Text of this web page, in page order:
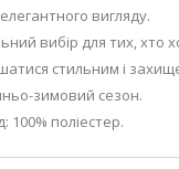
вигляду.
вибір для тих, хто
стильним і
зимовий сезон.
100% поліестер.